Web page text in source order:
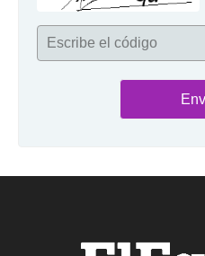
Escribe el código